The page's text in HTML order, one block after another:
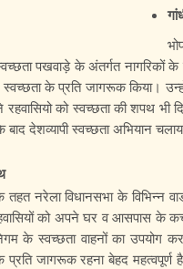
पखवाड़े के अंतर्गत नागरिकों
स्वच्छता के प्रति जागरूक किया।
को स्वच्छता की शपथ भी
देशव्यापी स्वच्छता अभियान
नरेला विधानसभा के विभिन्न
को अपने घर व आसपास
के स्वच्छता वाहनों का उपयोग
प्रति जागरूक रहना बेहद